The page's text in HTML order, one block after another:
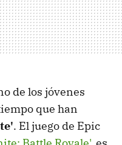
de los jóvenes
que han
. El juego de Epic